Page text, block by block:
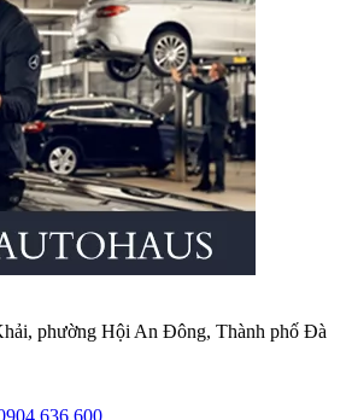
phường Hội An Đông, Thành phố Đà